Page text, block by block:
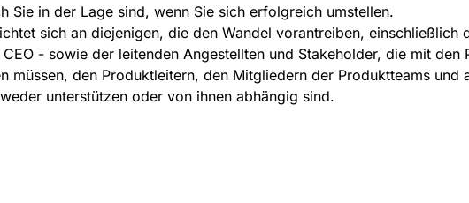
Sie in der Lage sind, wenn Sie sich erfolgreich umstellen.
sich an diejenigen, die den Wandel vorantreiben, einschließlich
- sowie der leitenden Angestellten und Stakeholder, die mit den
müssen, den Produktleitern, den Mitgliedern der Produktteams und
unterstützen oder von ihnen abhängig sind.